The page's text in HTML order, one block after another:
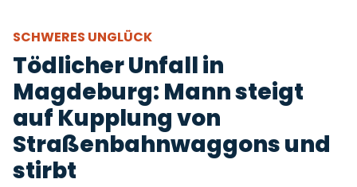
SCHWERES UNGLÜCK
Tödlicher Unfall in
Magdeburg: Mann steigt
auf Kupplung von
Straßenbahnwaggons und
stirbt